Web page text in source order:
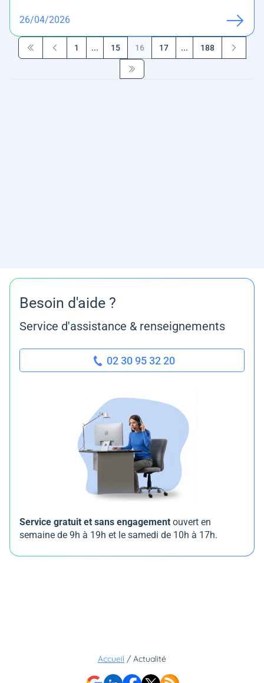
26/04/2026
Première page
Précédent
1 ... 15 16 17 ... 188
Suivant
Dernière page
Besoin d'aide ?
Service d'assistance & renseignements
02 30 95 32 20
Service gratuit et sans engagement ouvert en
semaine de 9h à 19h et le samedi de 10h à 17h.
Accueil / Actualité